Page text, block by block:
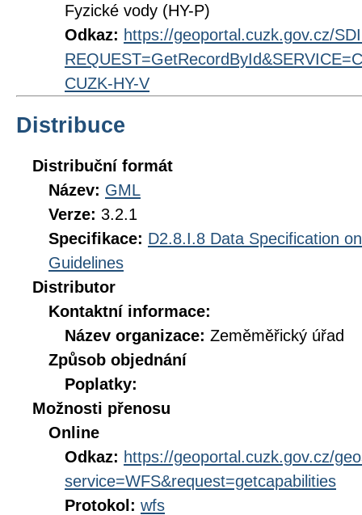
Fyzické vody (HY-P)
Odkaz: https://geoportal.cuzk.gov.cz/
CUZK-HY-V
Distribuce
Distribuční formát
Název: GML
Verze: 3.2.1
Specifikace: D2.8.I.8 Data Specification
Guidelines
Distributor
Kontaktní informace:
Název organizace: Zeměměřický úřad
Způsob objednání
Poplatky:
Možnosti přenosu
Online
Odkaz: https://geoportal.cuzk.gov.cz/
service=WFS&request=getcapabilities
Protokol: wfs